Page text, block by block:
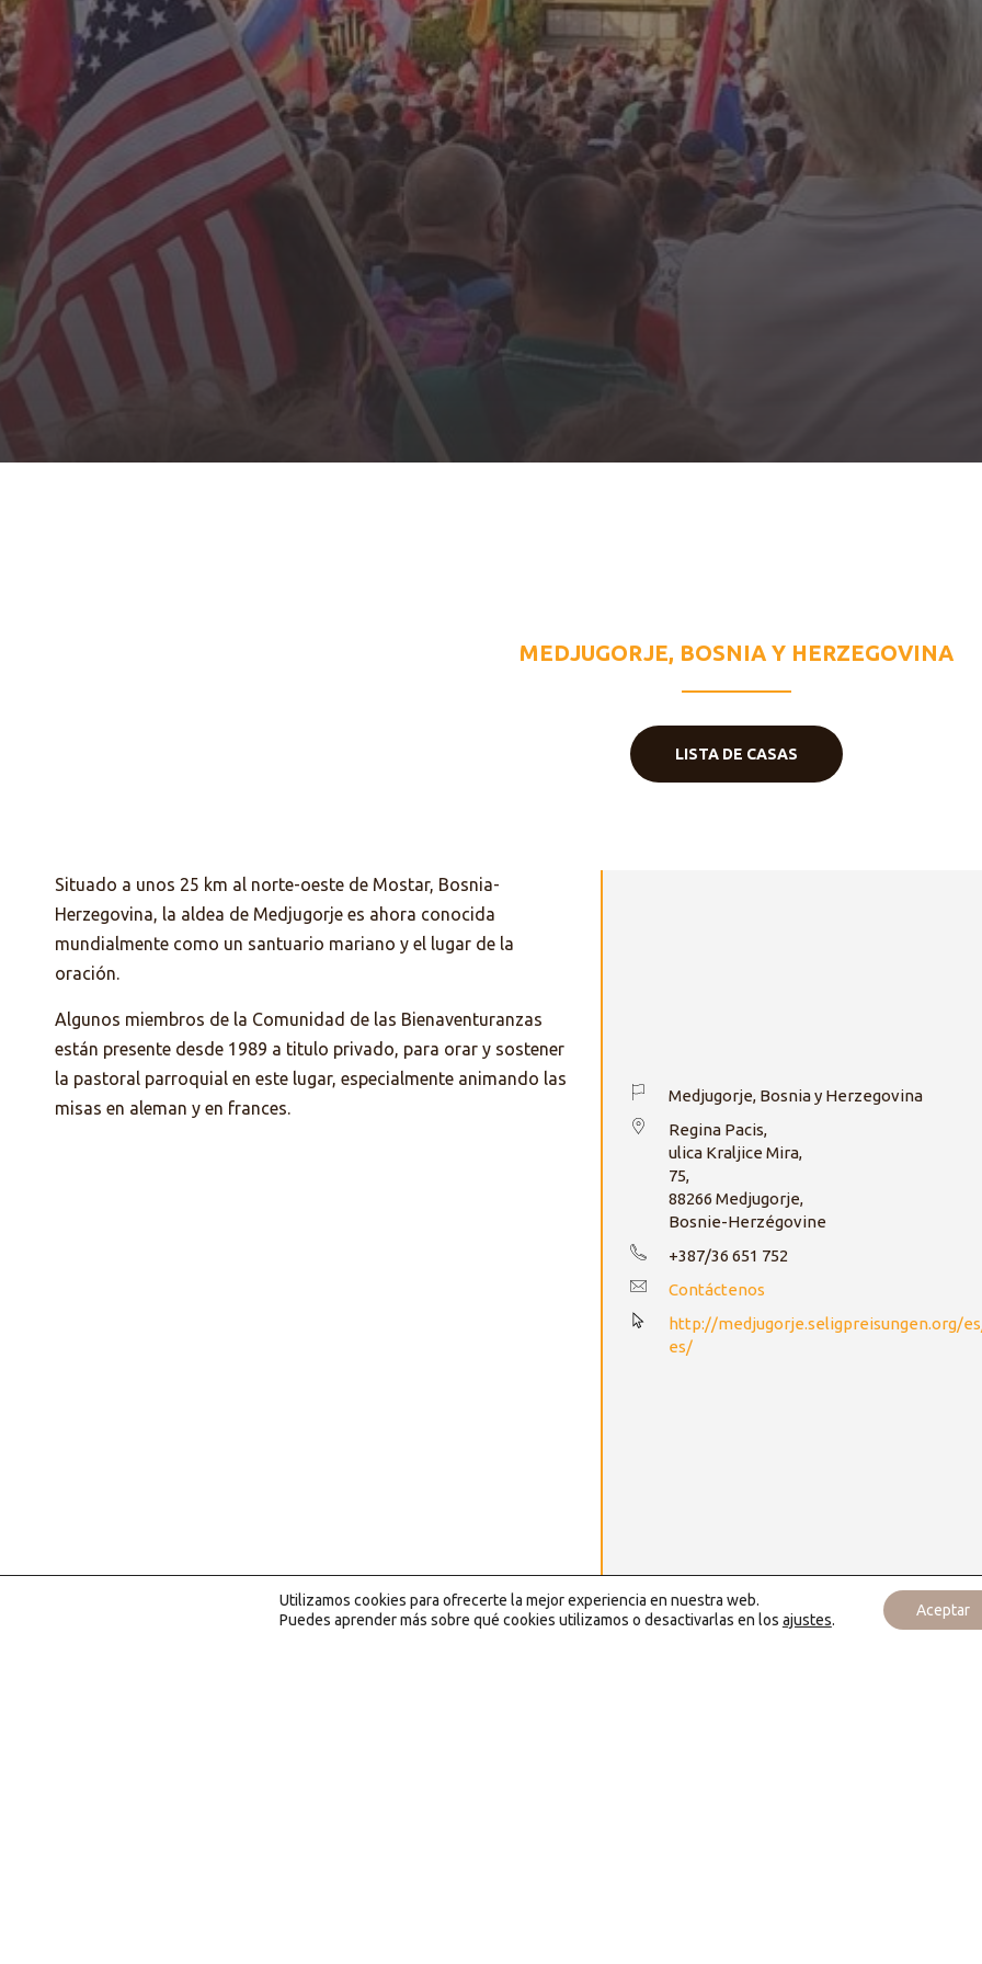
MEDJUGORJE, BOSNIA Y HERZEGOVINA
LISTA DE CASAS
Medjugorje, Bosnia y Herzegovina
Regina Pacis,
ulica Kraljice Mira,
75,
88266 Medjugorje,
Bosnie-Herzégovine
+387/36 651 752
Contáctenos
http://medjugorje.seligpreisungen.org/
es/
Situado a unos 25 km al norte-oeste de Mostar, Bosnia-
Herzegovina, la aldea de Medjugorje es ahora conocida
mundialmente como un santuario mariano y el lugar de la
oración.
Algunos miembros de la Comunidad de las Bienaventuranzas
están presente desde 1989 a titulo privado, para orar y sostener
la pastoral parroquial en este lugar, especialmente animando las
misas en aleman y en frances.
Utilizamos cookies para ofrecerte la mejor experiencia en nuestra web.
Puedes aprender más sobre qué cookies utilizamos o desactivarlas en los ajustes.
Aceptar